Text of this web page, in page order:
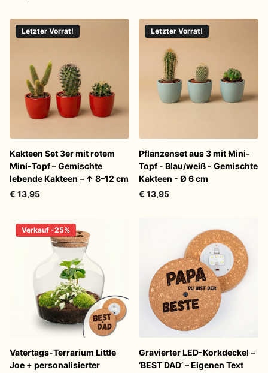
Letzter Vorrat!
Kakteen Set 3er mit rotem
Mini-Topf – Gemischte
lebende Kakteen – ↑ 8–12 cm
€ 13,95
Letzter Vorrat!
Pflanzenset aus 3 mit Mini-
Topf - Blau/weiß - Gemischte
Kakteen - Ø 6 cm
€ 13,95
Verkauf -25%
Vatertags-Terrarium Little
Joe + personalisierter
Gravierter LED-Korkdeckel –
‘BEST DAD’ – Eigenen Text